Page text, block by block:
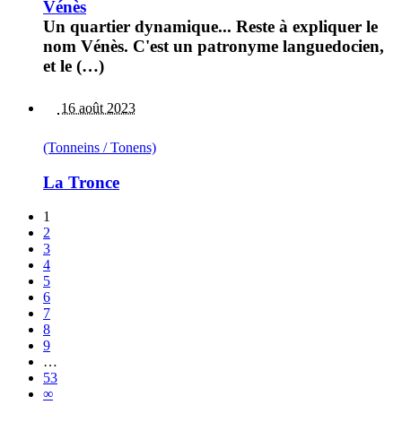
Vénès
Un quartier dynamique... Reste à expliquer le
nom Vénès. C'est un patronyme languedocien,
et le (…)
16 août 2023
(Tonneins / Tonens)
La Tronce
1
2
3
4
5
6
7
8
9
…
53
∞